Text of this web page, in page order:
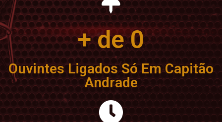
+ de 0
Ouvintes Ligados Só Em Capitão
Andrade